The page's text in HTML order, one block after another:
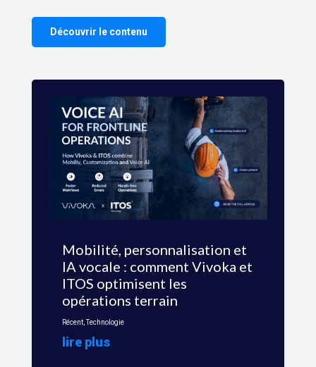
Découvrir le contenu
Mobilité, personnalisation et
IA vocale : comment Vivoka et
ITOS optimisent les
opérations terrain
Récent,Technologie
lire plus